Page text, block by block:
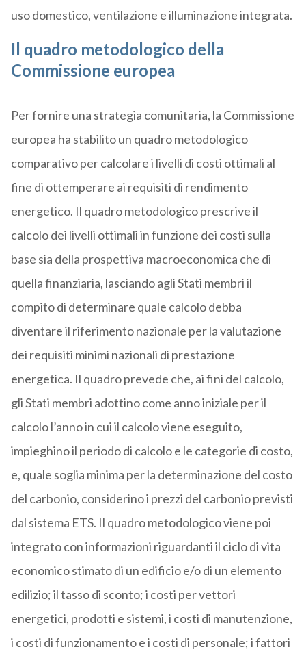
uso domestico, ventilazione e illuminazione integrata.
Il quadro metodologico della
Commissione europea
Per fornire una strategia comunitaria, la Commissione
europea ha stabilito un quadro metodologico
comparativo per calcolare i livelli di costi ottimali al
fine di ottemperare ai requisiti di rendimento
energetico. Il quadro metodologico prescrive il
calcolo dei livelli ottimali in funzione dei costi sulla
base sia della prospettiva macroeconomica che di
quella finanziaria, lasciando agli Stati membri il
compito di determinare quale calcolo debba
diventare il riferimento nazionale per la valutazione
dei requisiti minimi nazionali di prestazione
energetica. Il quadro prevede che, ai fini del calcolo,
gli Stati membri adottino come anno iniziale per il
calcolo l’anno in cui il calcolo viene eseguito,
impieghino il periodo di calcolo e le categorie di costo,
e, quale soglia minima per la determinazione del costo
del carbonio, considerino i prezzi del carbonio previsti
dal sistema ETS. Il quadro metodologico viene poi
integrato con informazioni riguardanti il ciclo di vita
economico stimato di un edificio e/o di un elemento
edilizio; il tasso di sconto; i costi per vettori
energetici, prodotti e sistemi, i costi di manutenzione,
i costi di funzionamento e i costi di personale; i fattori